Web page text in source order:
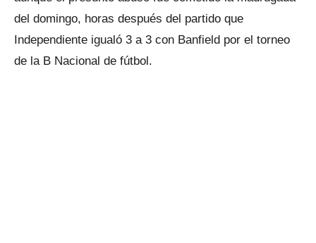
del domingo, horas después del partido que
Independiente igualó 3 a 3 con Banfield por el torneo
de la B Nacional de fútbol.